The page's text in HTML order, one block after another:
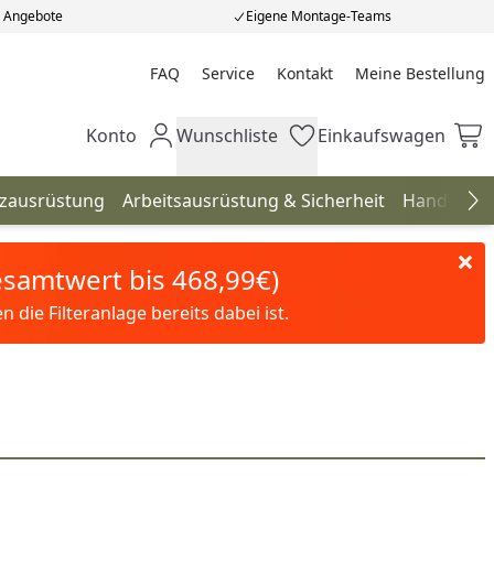
Eigene Montage-Teams
FAQ Service Kontakt Meine Bestellung
Meine Bestellung
Mein Konto
Konto Wunschliste
Wunschliste Einkaufswagen
Einkaufswagen
Arbeitsausrüstung & Sicherheit
bis 468,99€)
die Filteranlage bereits dabei ist.